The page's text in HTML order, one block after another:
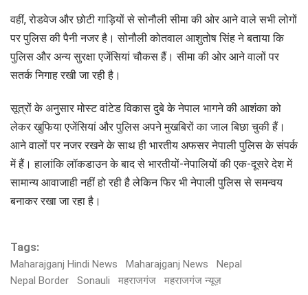
वहीं, रोडवेज और छोटी गाड़ियों से सोनौली सीमा की ओर आने वाले सभी लोगों
पर पुलिस की पैनी नजर है। सोनौली कोतवाल आशुतोष सिंह ने बताया कि
पुलिस और अन्य सुरक्षा एजेंसियां चौकस हैं। सीमा की ओर आने वालों पर
सतर्क निगाह रखी जा रही है।
सूत्रों के अनुसार मोस्ट वांटेड विकास दुबे के नेपाल भागने की आशंका को
लेकर खुफिया एजेंसियां और पुलिस अपने मुखबिरों का जाल बिछा चुकी हैं।
आने वालों पर नजर रखने के साथ ही भारतीय अफसर नेपाली पुलिस के संपर्क
में हैं। हालांकि लॉकडाउन के बाद से भारतीयों-नेपालियों की एक-दूसरे देश में
सामान्‍य आवाजाही नहीं हो रही है लेकिन फिर भी नेपाली पुलिस से समन्वय
बनाकर रखा जा रहा है।
Tags:
Maharajganj Hindi News Maharajganj News
Nepal
Nepal Border
Sonauli महराजगंज महराजगंज न्यूज़